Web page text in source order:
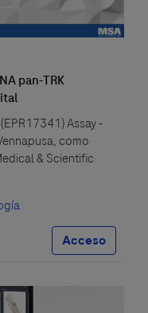
pan-TRK
Assay -
como
& Scientific
Acceso